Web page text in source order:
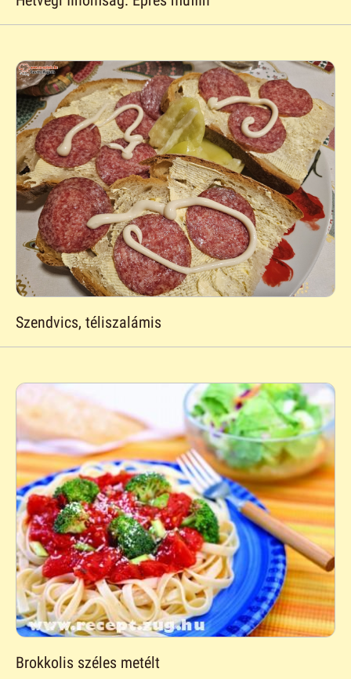
Szendvics, téliszalámis
Brokkolis széles metélt